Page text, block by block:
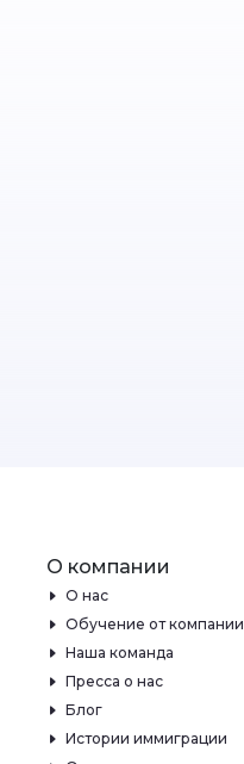
О компании
О нас
Обучение от компании
Наша команда
Пресса о нас
Блог
Истории иммиграции